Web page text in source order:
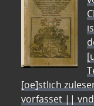
[oe]stlich
vorfasset ||